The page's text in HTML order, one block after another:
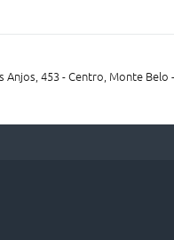
453 - Centro, Monte Belo